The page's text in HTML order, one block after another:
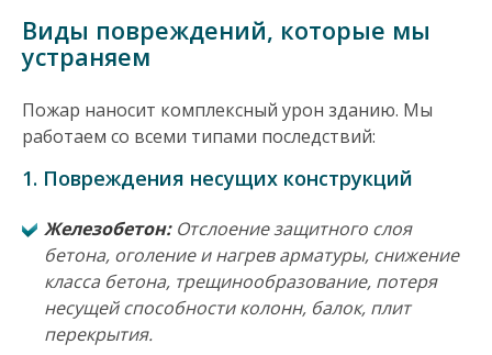
Виды повреждений, которые мы
устраняем
Пожар наносит комплексный урон зданию. Мы
работаем со всеми типами последствий:
1. Повреждения несущих конструкций
Железобетон:Отслоение защитного слоя
бетона, оголение и нагрев арматуры, снижение
класса бетона, трещинообразование, потеря
несущей способности колонн, балок, плит
перекрытия.